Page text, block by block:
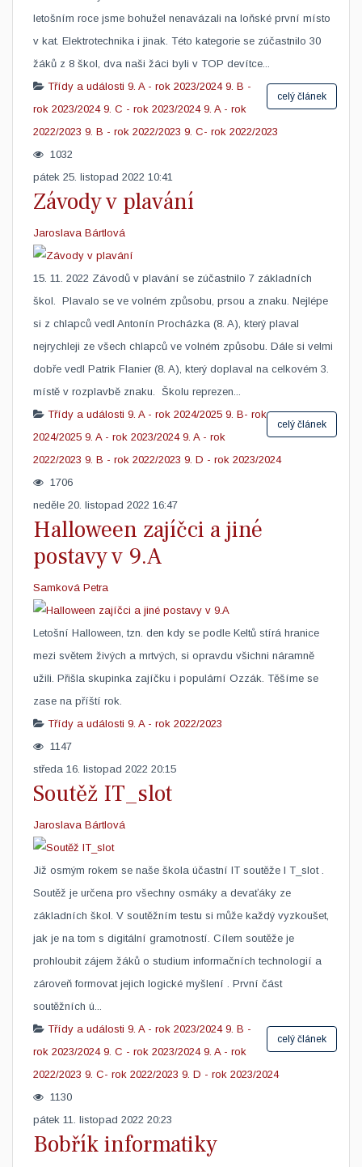
letošním roce jsme bohužel nenavázali na loňské první místo
v kat. Elektrotechnika i jinak. Této kategorie se zúčastnilo 30
žáků z 8 škol, dva naši žáci byli v TOP devítce...
celý článek
Třídy a události 9. A - rok 2023/2024 9. B -
rok 2023/2024 9. C - rok 2023/2024 9. A - rok
2022/2023 9. B - rok 2022/2023 9. C- rok 2022/2023
1032
pátek 25. listopad 2022 10:41
Závody v plavání
Jaroslava Bártlová
15. 11. 2022 Závodů v plavání se zúčastnilo 7 základních
škol. Plavalo se ve volném způsobu, prsou a znaku. Nejlépe
si z chlapců vedl Antonín Procházka (8. A), který plaval
nejrychleji ze všech chlapců ve volném způsobu. Dále si velmi
dobře vedl Patrik Flanier (8. A), který doplaval na celkovém 3.
místě v rozplavbě znaku. Školu reprezen...
celý článek
Třídy a události 9. A - rok 2024/2025 9. B- rok
2024/2025 9. A - rok 2023/2024 9. A - rok
2022/2023 9. B - rok 2022/2023 9. D - rok 2023/2024
1706
neděle 20. listopad 2022 16:47
Halloween zajíčci a jiné
postavy v 9.A
Samková Petra
Letošní Halloween, tzn. den kdy se podle Keltů stírá hranice
mezi světem živých a mrtvých, si opravdu všichni náramně
užili. Přišla skupinka zajíčku i populární Ozzák. Těšíme se
zase na příští rok. ​ ​
Třídy a události 9. A - rok 2022/2023
1147
středa 16. listopad 2022 20:15
Soutěž IT_slot
Jaroslava Bártlová
Již osmým rokem se naše škola účastní IT soutěže I T_slot .
Soutěž je určena pro všechny osmáky a devaťáky ze
základních škol. V soutěžním testu si může každý vyzkoušet,
jak je na tom s digitální gramotností. Cílem soutěže je
prohloubit zájem žáků o studium informačních technologií a
zároveň formovat jejich logické myšlení . První část
soutěžních ú...
celý článek
Třídy a události 9. A - rok 2023/2024 9. B -
rok 2023/2024 9. C - rok 2023/2024 9. A - rok
2022/2023 9. C- rok 2022/2023 9. D - rok 2023/2024
1130
pátek 11. listopad 2022 20:23
Bobřík informatiky